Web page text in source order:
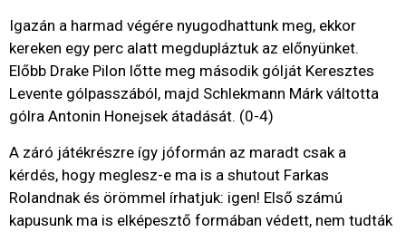
Igazán a harmad végére nyugodhattunk meg, ekkor
kereken egy perc alatt megdupláztuk az előnyünket.
Előbb Drake Pilon lőtte meg második gólját Keresztes
Levente gólpasszából, majd Schlekmann Márk váltotta
gólra Antonin Honejsek átadását. (0-4)
A záró játékrészre így jóformán az maradt csak a
kérdés, hogy meglesz-e ma is a shutout Farkas
Rolandnak és örömmel írhatjuk: igen! Első számú
kapusunk ma is elképesztő formában védett, nem tudták